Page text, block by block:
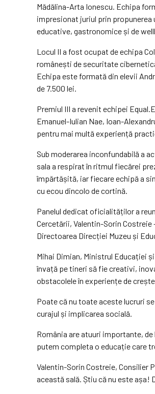
Mădălina-Arta Ionescu. Echipa
impresionat juriul prin
educative, gastronomice și de
Locul II a fost ocupat de echipa
românești de securitate
Echipa este formată din elevii
de 7.500 lei.
Premiul III a revenit echipei
Emanuel-Iulian Nae, Ioan-
pentru mai multă experiență
Sub moderarea inconfundabilă a
sala a respirat în ritmul fiecărei
împărtășită, iar fiecare echipă a
cu ecou dincolo de cortină.
Panelul dedicat oficialităților a
Cercetării, Valentin-Sorin
Directoarea Direcției Muzeu și
Mihai Dimian, Ministrul Educației
învață pe tineri să fie creativi,
obstacolele în experiențe de
Poate că nu toate aceste lucruri
curajul și implicarea socială.
România are atuuri importante,
putem completa o educație care
Valentin-Sorin Costreie, Consilier
această sală. Știu că nu este așa!